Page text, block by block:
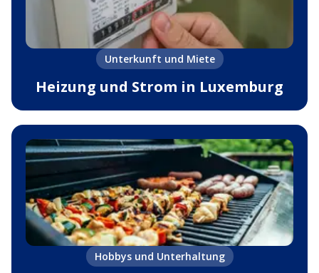
Unterkunft und Miete
Heizung und Strom in Luxemburg
Hobbys und Unterhaltung